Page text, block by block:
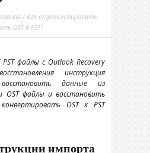
/ Как отремонтировать
OST в PST?
файлы с Outlook Recovery
инструкция
данные из
OSTфайлы и восстановить
OSTкPST
импорта